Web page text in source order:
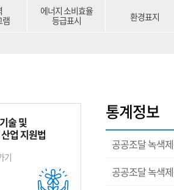
램
에너지 소비효율
등급표시
환경표지
술 및
업 지원법
기
통계정보
공공조달 녹색
공공조달 녹색